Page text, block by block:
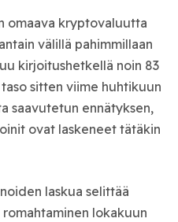
omaava kryptovaluutta
välillä pahimmillaan
kirjoitushetkellä noin 83
sitten viime huhtikuun
saavutetun ennätyksen,
ovat laskeneet tätäkin
laskua selittää
lokakuun